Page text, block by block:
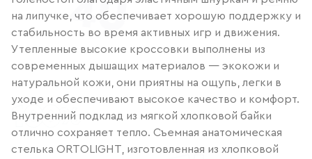
на липучке, что обеспечивает хорошую поддержку и
стабильность во время активных игр и движения.
Утепленные высокие кроссовки выполнены из
современных дышащих материалов — экокожи и
натуральной кожи, они приятны на ощупь, легки в
уходе и обеспечивают высокое качество и комфорт.
Внутренний подклад из мягкой хлопковой байки
отлично сохраняет тепло. Съемная анатомическая
стелька ORTOLIGHT, изготовленная из хлопковой